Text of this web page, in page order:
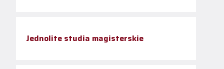
Jednolite studia magisterskie